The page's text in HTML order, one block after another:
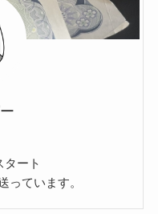
タート
っています。